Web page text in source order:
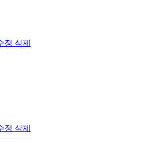
정 삭제
정 삭제